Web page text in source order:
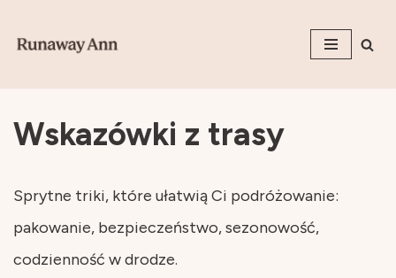
Przejdź
Wskazówki z trasy
Sprytne triki, które ułatwią Ci podróżowanie:
pakowanie, bezpieczeństwo, sezonowość,
codzienność w drodze.